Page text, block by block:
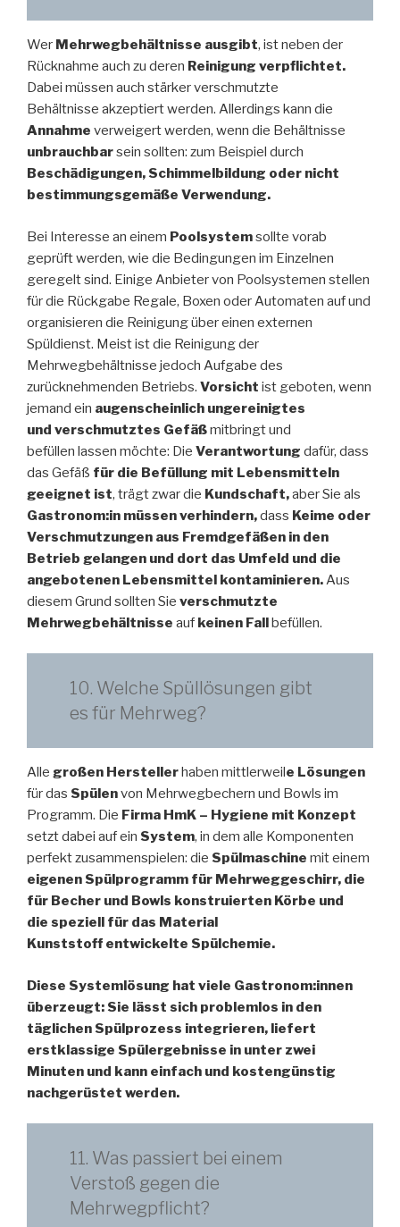
Wer Mehrwegbehältnisse ausgibt, ist neben der
Rücknahme auch zu deren Reinigung verpflichtet.
Dabei müssen auch stärker verschmutzte
Behältnisse akzeptiert werden. Allerdings kann die
Annahme verweigert werden, wenn die Behältnisse
unbrauchbarsein sollten: zum Beispiel durch
Beschädigungen, Schimmelbildung oder nicht
bestimmungsgemäße Verwendung.
Bei Interesse an einem Poolsystemsollte vorab
geprüft werden, wie die Bedingungen im Einzelnen
geregelt sind. Einige Anbieter von Poolsystemen stellen
für die Rückgabe Regale, Boxen oder Automaten auf und
organisieren die Reinigung über einen externen
Spüldienst. Meist ist die Reinigung der
Mehrwegbehältnisse jedoch Aufgabe des
zurücknehmenden Betriebs. Vorsicht ist geboten, wenn
jemand ein augenscheinlich ungereinigtes
und verschmutztes Gefäßmitbringt und
befüllen lassen möchte: Die Verantwortung dafür, dass
das Gefäß für die Befüllung mit Lebensmitteln
geeignet ist, trägt zwar die Kundschaft,aber Sie als
Gastronom:in müssen verhindern,dass Keime oder
Verschmutzungen aus Fremdgefäßen in den
Betrieb gelangen und dort das Umfeld und die
angebotenen Lebensmittel kontaminieren. Aus
diesem Grund sollten Sie verschmutzte
Mehrwegbehältnisse auf keinen Fallbefüllen.
10. Welche Spüllösungen gibt
es für Mehrweg?
Alle großen Herstellerhaben mittlerweile Lösungen
für das Spülenvon Mehrwegbechern und Bowls im
Programm. Die Firma HmK – Hygiene mit Konzept
setzt dabei auf ein System, in dem alle Komponenten
perfekt zusammenspielen: die Spülmaschine mit einem
eigenen Spülprogramm für Mehrweggeschirr, die
für Becher und Bowls konstruierten Körbe und
die speziell für das Material
Kunststoff entwickelte Spülchemie.
Diese Systemlösung hat viele Gastronom:innen
überzeugt: Sie lässt sich problemlos in den
täglichen Spülprozess integrieren, liefert
erstklassige Spülergebnisse in unter zwei
Minuten und kann einfach und kostengünstig
nachgerüstet werden.
11. Was passiert bei einem
Verstoß gegen die
Mehrwegpflicht?